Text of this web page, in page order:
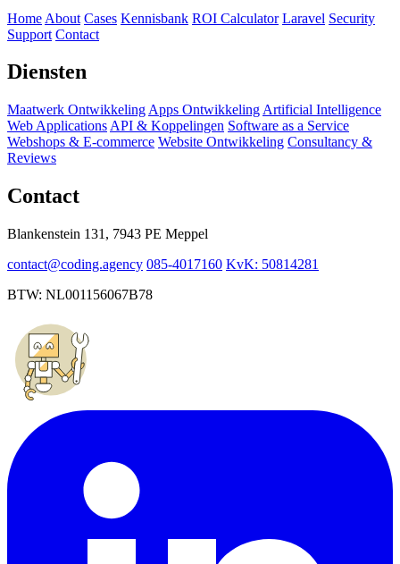
Home About Cases Kennisbank ROI Calculator Laravel Security
Support Contact
Diensten
Maatwerk Ontwikkeling Apps Ontwikkeling Artificial Intelligence
Web Applications API & Koppelingen Software as a Service
Webshops & E-commerce Website Ontwikkeling Consultancy &
Reviews
Contact
Blankenstein 131, 7943 PE Meppel
contact@coding.agency 085-4017160 KvK: 50814281
BTW: NL001156067B78